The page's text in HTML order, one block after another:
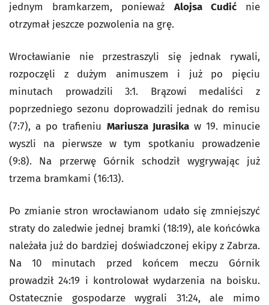
jednym bramkarzem, ponieważ Alojsa Cudićnie
otrzymał jeszcze pozwolenia na grę.
Wrocławianie nie przestraszyli się jednak rywali,
rozpoczęli z dużym animuszem i już po pięciu
minutach prowadzili 3:1. Brązowi medaliści z
poprzedniego sezonu doprowadzili jednak do remisu
(7:7), a po trafieniu Mariusza Jurasikaw 19. minucie
wyszli na pierwsze w tym spotkaniu prowadzenie
(9:8). Na przerwę Górnik schodził wygrywając już
trzema bramkami (16:13).
Po zmianie stron wrocławianom udało się zmniejszyć
straty do zaledwie jednej bramki (18:19), ale końcówka
należała już do bardziej doświadczonej ekipy z Zabrza.
Na 10 minutach przed końcem meczu Górnik
prowadził 24:19 i kontrolował wydarzenia na boisku.
Ostatecznie gospodarze wygrali 31:24, ale mimo